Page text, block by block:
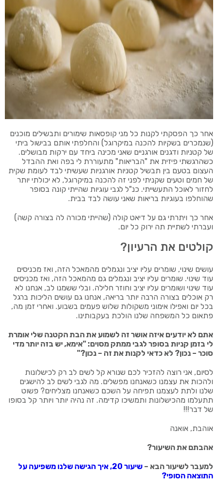
אחר כך הפסקתי לקנות כל מני קופסאות שימורים ותבשילים מוכנים
(שנמכרים בשקיות להכנה במיקרוגל) והחלפתי אותם בבישול ביתי
של קטניות ודגנים אורגניים שאני מכינה ביחד עם ירקות מבושלים.
כשהרגשתי פיזית את "הבריאות" מתעוררת לי בפה ואת ההבדל
העצום בטעם בין תבשיל קטניות אורגניות שעשיתי לבד לעומת שקית
של חמים וטעים שקניתי לפני זה להכנה במיקרוגל, לא יכולתי יותר
לחזור לאוכל התעשייתי. כנ"ל לגבי עוגיות שהייתי קונה בסופר
שהוחלפו בעוגיות בריאות שאני עושה לבד בבית.
אחר כך ויתרתי גם על דיאט קולה (שהייתי מכורה לה בצורה קשה)
ועברתי לשתיית תה ירוק כל יום.
קולטים את הרעיון?
עושים שינוי, שומרים עליו יציב ונגמלים מהמאכל הזה, ואז מכניסים
עוד שינוי. שומרים עליו יציב ונגמלים גם מהמאכל הזה, ואז מכניסים
עוד שינוי ושומרים עליו יציב וחוזר חלילה. ובלי ששמנו לב, אנחנו לא
רק אוכלים בצורה הרבה יותר בריאה, אנחנו גם עושים הליכות ברגל
בכל יום ואפילו אימוני משקולות שלוש פעמים בשבוע. ואחרי זמן מה,
פתאום כל המשפחה שלנו הולכת בעקבותינו.
אתם לא יודעים איזה אושר זה לשמוע את הבת הקטנה שלי אומרת
לי בזמן קניות בסופר לגבי ממתק מסוים: "אימא, יש בזה יותר מדי
סוכר – נכון? לא כדאי לקנות את זה – נכון?"
לסיום, אני רוצה להזכיר לכם שנורא קל לשים לב רק לכישלונות
ולהכות את עצמנו כשאנחנו מפשלים. מה לגבי לשים לב להישגים
שלנו ולתת לעצמנו תפיחה על השכם כשאנחנו מצליחים? פשוט
תתעלמו מהכישלונות ותמשיכו קדימה. זה נהיה יותר ויותר קל בסופו
של דבר!!!
אוהבת, אואנה
אהבתם את השיעור?
למעבר לשיעור הבא –
שיעור 20, איך הגישה שלנו משפיעה על
התוצאה הסופי?